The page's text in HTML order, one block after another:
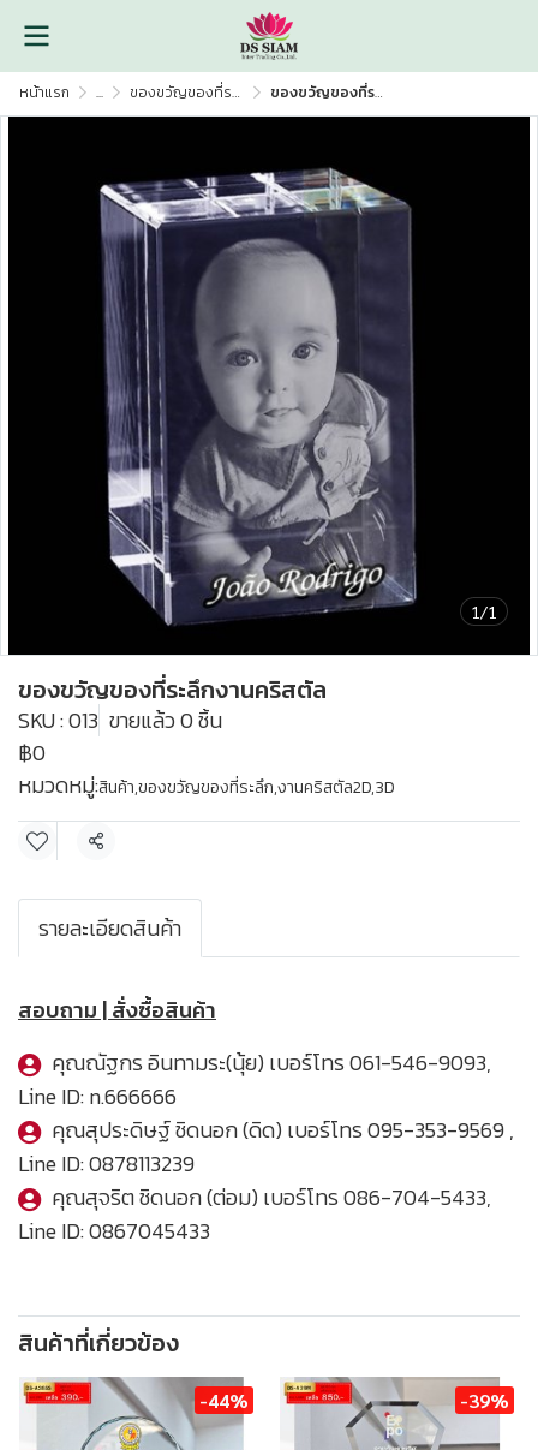
หน้าแรก ... ของขวัญของที่ระลึก,งานคริสตัล2D,3D ของขวัญของที่ระลึกงานคริสตัล
1/1
ของขวัญของที่ระลึกงานคริสตัล
SKU : 013 ขายแล้ว 0 ชิ้น
฿0
หมวดหมู่:สินค้า,ของขวัญของที่ระลึก,งานคริสตัล2D,3D
แชร์
รายละเอียดสินค้า
สอบถาม | สั่งซื้อสินค้า
คุณณัฐกร อินทามระ(นุ้ย) เบอร์โทร061-546-9093,
Line ID:n.666666
คุณสุประดิษฐ์ ชิดนอก (ดิด) เบอร์โทร095-353-9569,
Line ID:0878113239
คุณสุจริต ชิดนอก (ต่อม) เบอร์โทร086-704-5433,
Line ID:0867045433
สินค้าที่เกี่ยวข้อง
-44% -39%